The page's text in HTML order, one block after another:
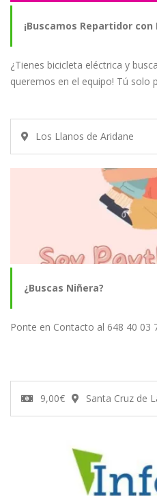
¡Buscamos Repartidor
¿Tienes bicicleta eléctrica y
queremos en el equipo! Tú solo
Los Llanos de Aridane
¿Buscas Niñera?
Ponte en Contacto al 648 40 03
9,00€ Santa Cruz de